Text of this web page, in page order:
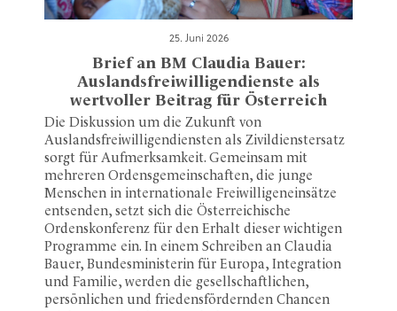
25. Juni 2026
Brief an BM Claudia Bauer:
Auslandsfreiwilligendienste als
wertvoller Beitrag für Österreich
Die Diskussion um die Zukunft von
Auslandsfreiwilligendiensten als Zivildienstersatz
sorgt für Aufmerksamkeit. Gemeinsam mit
mehreren Ordensgemeinschaften, die junge
Menschen in internationale Freiwilligeneinsätze
entsenden, setzt sich die Österreichische
Ordenskonferenz für den Erhalt dieser wichtigen
Programme ein. In einem Schreiben an Claudia
Bauer, Bundesministerin für Europa, Integration
und Familie, werden die gesellschaftlichen,
persönlichen und friedensfördernden Chancen